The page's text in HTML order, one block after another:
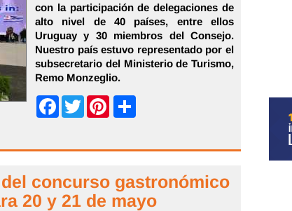
con la participación de delegaciones de
alto nivel de 40 países, entre ellos
Uruguay y 30 miembros del Consejo.
Nuestro país estuvo representado por el
subsecretario del Ministerio de Turismo,
Remo Monzeglio.
FacebookTwitter Pinterest
concurso gastronómico
20 y 21 de mayo